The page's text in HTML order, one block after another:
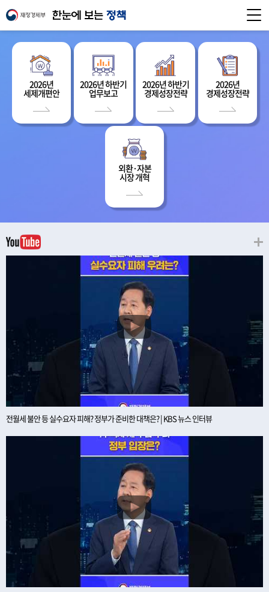
2026년
세제개편안
2026년 하반기
업무보고
2026년 하반기
경제성장전략
2026년
경제성장전략
외환·자본
시장 개혁
전월세 불안 등 실수요자 피해? 정부가 준비한 대책은? | KBS 뉴스 인터뷰